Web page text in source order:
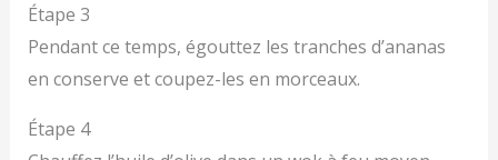
Étape 3
Pendant ce temps, égouttez les tranches d’ananas
en conserve et coupez-les en morceaux.
Étape 4